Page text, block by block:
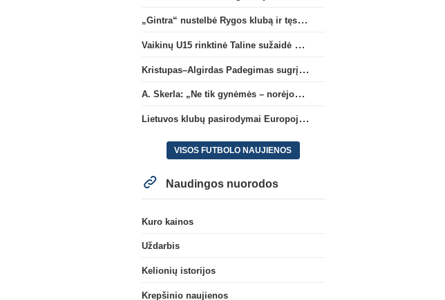
„Gintra“ nustelbė Rygos klubą ir tęs kovas UEFA Europos taurės atrankoje
Vaikinų U15 rinktinė Taline sužaidė pirmąsias kontrolines rungtynes
Kristupas–Algirdas Padegimas sugrįžta į FC „Hegelmann” B sudėtį
A. Skerla: „Ne tik gynėmės – norėjome atakuoti“
Lietuvos klubų pasirodymai Europoje: patirti pralaimėjimai Kroatijos atstovams
VISOS FUTBOLO NAUJIENOS
Naudingos nuorodos
Kuro kainos
Uždarbis
Kelionių istorijos
Krepšinio naujienos